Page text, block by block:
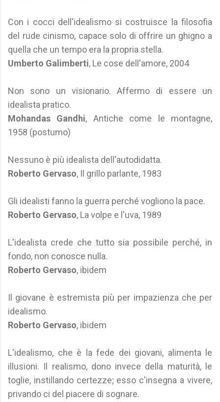
Con i cocci dell'idealismo si costruisce la filosofia
del rude cinismo, capace solo di offrire un ghigno a
quella che un tempo era la propria stella.
Umberto Galimberti, Le cose dell'amore, 2004
Non sono un visionario. Affermo di essere un
idealista pratico.
Mohandas Gandhi, Antiche come le montagne,
1958 (postumo)
Nessuno è più idealista dell'autodidatta.
Roberto Gervaso, Il grillo parlante, 1983
Gli idealisti fanno la guerra perché vogliono la pace.
Roberto Gervaso, La volpe e l'uva, 1989
L'idealista crede che tutto sia possibile perché, in
fondo, non conosce nulla.
Roberto Gervaso, ibidem
Il giovane è estremista più per impazienza che per
idealismo.
Roberto Gervaso, ibidem
L'idealismo, che è la fede dei giovani, alimenta le
illusioni. Il realismo, dono invece della maturità, le
toglie, instillando certezze; esso c'insegna a vivere,
privando ci del piacere di sognare.